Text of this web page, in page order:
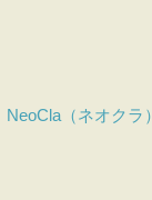
NeoCla（ネオクラ）